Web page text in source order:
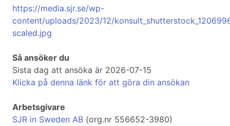
https://media.sjr.se/wp-
content/uploads/2023/12/
scaled.jpg
Så ansöker du
Sista dag att ansöka är 2026-07-15
Klicka på denna länk för att göra din ansökan
Arbetsgivare
SJR in Sweden AB (org.nr 556652-3980)